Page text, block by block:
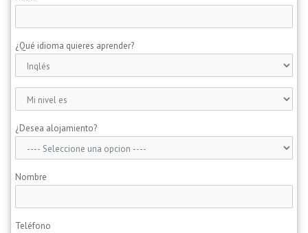
¿Qué idioma quieres aprender?
¿Desea alojamiento?
Nombre
Teléfono